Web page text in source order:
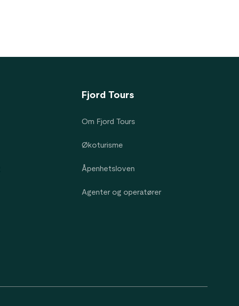
Fjord Tours
Om Fjord Tours
Økoturisme
Åpenhetsloven
Agenter og operatører